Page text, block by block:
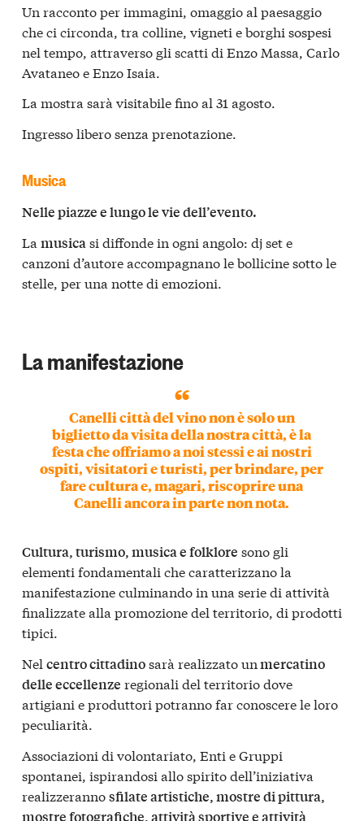
Un racconto per immagini, omaggio al paesaggio
che ci circonda, tra colline, vigneti e borghi sospesi
nel tempo, attraverso gli scatti di Enzo Massa, Carlo
Avataneo e Enzo Isaia.
La mostra sarà visitabile fino al 31 agosto.
Ingresso libero senza prenotazione.
Musica
Nelle piazze e lungo le vie dell’evento.
La musica si diffonde in ogni angolo: dj set e
canzoni d’autore accompagnano le bollicine sotto le
stelle, per una notte di emozioni.
La manifestazione
Canelli città del vino non è solo un
biglietto da visita della nostra città, è la
festa che offriamo a noi stessi e ai nostri
ospiti, visitatori e turisti, per brindare, per
fare cultura e, magari, riscoprire una
Canelli ancora in parte non nota.
Cultura, turismo, musica e folklore sono gli
elementi fondamentali che caratterizzano la
manifestazione culminando in una serie di attività
finalizzate alla promozione del territorio, di prodotti
tipici.
Nel centro cittadinosarà realizzato unmercatino
delle eccellenze regionali del territorio dove
artigiani e produttori potranno far conoscere le loro
peculiarità.
Associazioni di volontariato, Enti e Gruppi
spontanei, ispirandosi allo spirito dell’iniziativa
realizzerannosfilate artistiche, mostre di pittura,
mostre fotografiche, attività sportive e attività